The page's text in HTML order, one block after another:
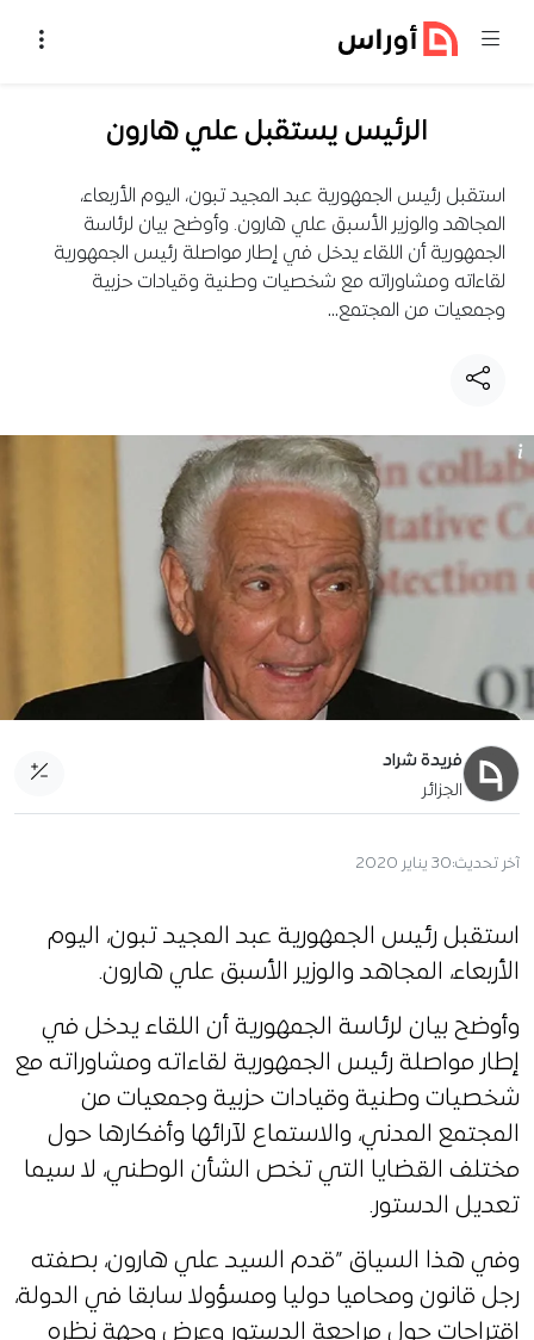
الرئيس يستقبل علي هارون
استقبل رئيس الجمهورية عبد المجيد تبون، اليوم الأربعاء،
المجاهد والوزير الأسبق علي هارون. وأوضح بيان لرئاسة
الجمهورية أن اللقاء يدخل في إطار مواصلة رئيس الجمهورية
لقاءاته ومشاوراته مع شخصيات وطنية وقيادات حزبية
وجمعيات من المجتمع…
فريدة شراد
الجزائر
آخر تحديث:30 يناير 2020
استقبل رئيس الجمهورية عبد المجيد تبون، اليوم
الأربعاء، المجاهد والوزير الأسبق علي هارون.
وأوضح بيان لرئاسة الجمهورية أن اللقاء يدخل في
إطار مواصلة رئيس الجمهورية لقاءاته ومشاوراته مع
شخصيات وطنية وقيادات حزبية وجمعيات من
المجتمع المدني، والاستماع لآرائها وأفكارها حول
مختلف القضايا التي تخص الشأن الوطني، لا سيما
تعديل الدستور.
وفي هذا السياق ”قدم السيد علي هارون، بصفته
رجل قانون ومحاميا دوليا ومسؤولا سابقا في الدولة،
اقتراحات حول مراجعة الدستور وعرض وجهة نظره